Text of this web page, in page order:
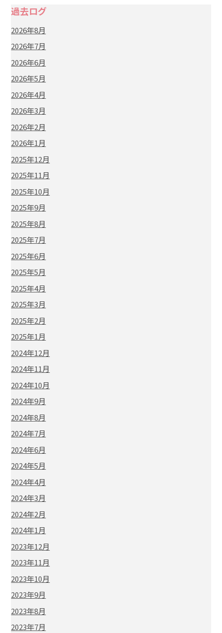
過去ログ
2026年8月
2026年7月
2026年6月
2026年5月
2026年4月
2026年3月
2026年2月
2026年1月
2025年12月
2025年11月
2025年10月
2025年9月
2025年8月
2025年7月
2025年6月
2025年5月
2025年4月
2025年3月
2025年2月
2025年1月
2024年12月
2024年11月
2024年10月
2024年9月
2024年8月
2024年7月
2024年6月
2024年5月
2024年4月
2024年3月
2024年2月
2024年1月
2023年12月
2023年11月
2023年10月
2023年9月
2023年8月
2023年7月